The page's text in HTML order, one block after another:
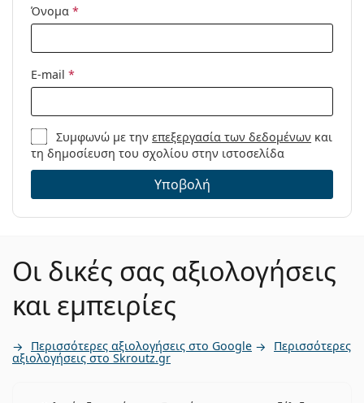
Όνομα *
E-mail *
Συμφωνώ με τηνεπεξεργασία των δεδομένων και
τη δημοσίευση του σχολίου στην ιστοσελίδα
Υποβολή
Οι δικές σας αξιολογήσεις
και εμπειρίες
Περισσότερες αξιολογήσεις στο Google Περισσότερες
αξιολογήσεις στο Skroutz.gr